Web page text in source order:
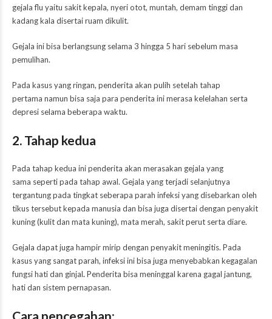
gejala flu yaitu sakit kepala, nyeri otot, muntah, demam tinggi dan
kadang kala disertai ruam dikulit.
Gejala ini bisa berlangsung selama 3 hingga 5 hari sebelum masa
pemulihan.
Pada kasus yang ringan, penderita akan pulih setelah tahap
pertama namun bisa saja para penderita ini merasa kelelahan serta
depresi selama beberapa waktu.
2. Tahap kedua
Pada tahap kedua ini penderita akan merasakan gejala yang
sama seperti pada tahap awal. Gejala yang terjadi selanjutnya
tergantung pada tingkat seberapa parah infeksi yang disebarkan oleh
tikus tersebut kepada manusia dan bisa juga disertai dengan penyakit
kuning (kulit dan mata kuning), mata merah, sakit perut serta diare.
Gejala dapat juga hampir mirip dengan penyakit meningitis. Pada
kasus yang sangat parah, infeksi ini bisa juga menyebabkan kegagalan
fungsi hati dan ginjal.Penderita bisa meninggal karena gagal jantung,
hati dan sistem pernapasan.
Cara pencegahan: